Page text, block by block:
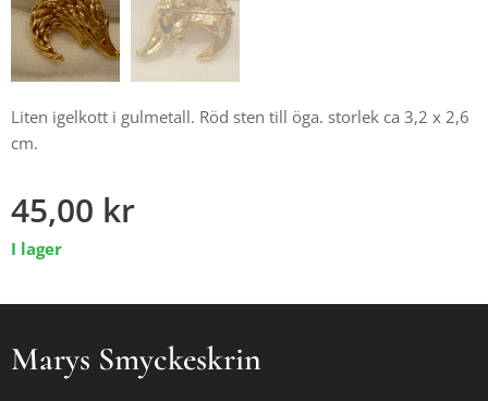
Liten igelkott i gulmetall. Röd sten till öga. storlek ca 3,2 x 2,6
cm.
45,00 kr
I lager
Marys Smyckeskrin